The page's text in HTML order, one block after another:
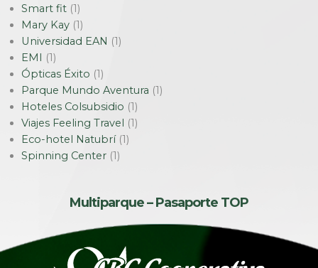
Smart fit (1)
Mary Kay (1)
Universidad EAN (1)
EMI (1)
Ópticas Éxito (1)
Parque Mundo Aventura (1)
Hoteles Colsubsidio (1)
Viajes Feeling Travel (1)
Eco-hotel Natubrí(1)
Spinning Center (1)
Multiparque – Pasaporte TOP